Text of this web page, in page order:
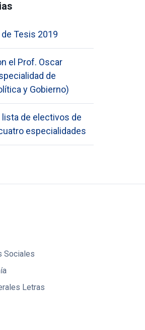
Tesis 2019
el Prof. Oscar
de
y Gobierno)
lista de electivos de
especialidades
Sociales
Letras